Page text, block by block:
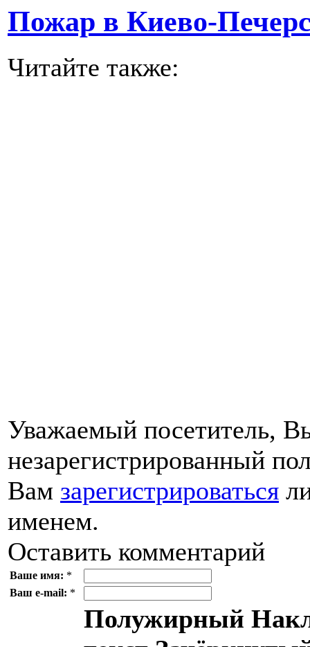
Пожар в Киево-
Читайте также:
Уважаемый посетитель,
незарегистрированный
Вам зарегистрироваться
именем.
Оставить комментарий
Ваше имя: *
Ваш e-mail: *
Полужирный